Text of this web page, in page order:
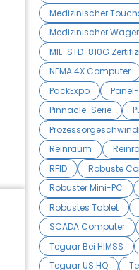
Medizinischer
Medizinischer
MIL-STD-810G
NEMA 4X Computer
PackExpo
Panel-
Pinnacle-Serie
Reinraum
RFID
Robuste
Robuster Mini-PC
Robustes Tablet
SCADA Computer
Teguar Bei HIMSS
Teguar US HQ